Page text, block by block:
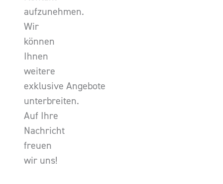
aufzunehmen.
Wir
können
Ihnen
weitere
exklusive Angebote
unterbreiten.
Auf Ihre
Nachricht
freuen
wir uns!